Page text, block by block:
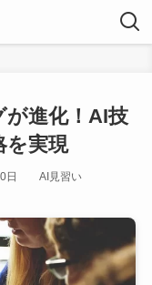
が進化！AI技
を実現
日 AI見習い